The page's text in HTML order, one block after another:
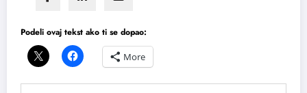
Podeli ovaj tekst ako ti se dopao:
More